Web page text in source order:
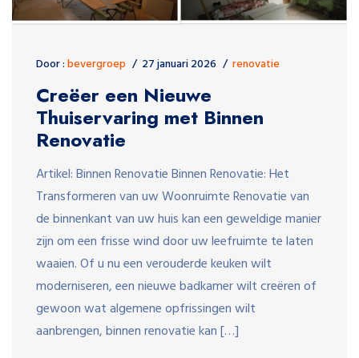
Door :bevergroep 27 januari 2026 renovatie
Creëer een Nieuwe
Thuiservaring met Binnen
Renovatie
Artikel: Binnen Renovatie Binnen Renovatie: Het
Transformeren van uw Woonruimte Renovatie van
de binnenkant van uw huis kan een geweldige manier
zijn om een frisse wind door uw leefruimte te laten
waaien. Of u nu een verouderde keuken wilt
moderniseren, een nieuwe badkamer wilt creëren of
gewoon wat algemene opfrissingen wilt
aanbrengen, binnen renovatie kan […]